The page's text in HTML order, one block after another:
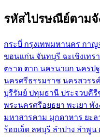
รหัสไปรษณีย์ตามจั
กระบี่ กรุงเทพมหานคร กาญ
ขอนแก่น จันทบุรี ฉะเชิงเทรา
ตราด ตาก นครนายก นครป
นครศรีธรรมราช นครสวรรค์
บุรีรัมย์ ปทุมธานี ประจวบคีรี
พระนครศรีอยุธยา พะเยา พัง
มหาสารคาม มุกดาหาร ยะล
ร้อยเอ็ด ลพบุรี ลำปาง ลำพูน